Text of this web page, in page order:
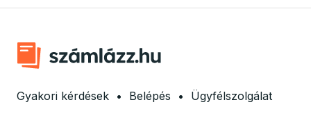
Adózási támogatás egyéni vállalkozásoknak
Könyvelői hozzáférés
Ingyenes csomag alapítványoknak
Gyakori kérdések • Belépés • Ügyfélszolgálat